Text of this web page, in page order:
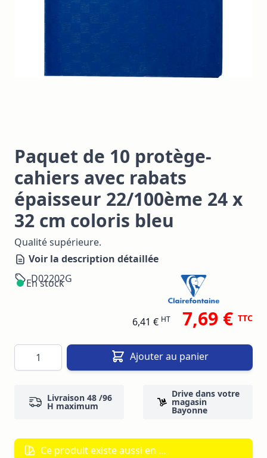
Paquet de 10 protège-
cahiers avec rabats
épaisseur 22/100ème 24 x
32 cm coloris bleu
Qualité supérieure.
Voir la description détaillée
D02202G
En stock
6,41 € HT 7,69 € TTC
Quantité Ajouter au panier
Livraison 48 /96
H maximum
Drive dans votre
magasin
Bayonne
Ce produit existe aussi en ...